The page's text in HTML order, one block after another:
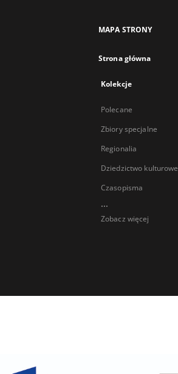
MAPA STRONY
Strona główna
Kolekcje
Polecane
Zbiory specjalne
Regionalia
Dziedzictwo kulturowe
Czasopisma
...
Zobacz więcej